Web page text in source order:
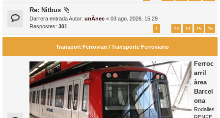
Re: Nitbus
Darrera entrada Autor: unÀnec « 03 ago. 2026, 15:29
Respostes: 301 1 … 13 14 15 16
Transport Ferroviari / Transporte Ferroviario
Ferroc
arril
àrea
Barcel
ona
Rodalies